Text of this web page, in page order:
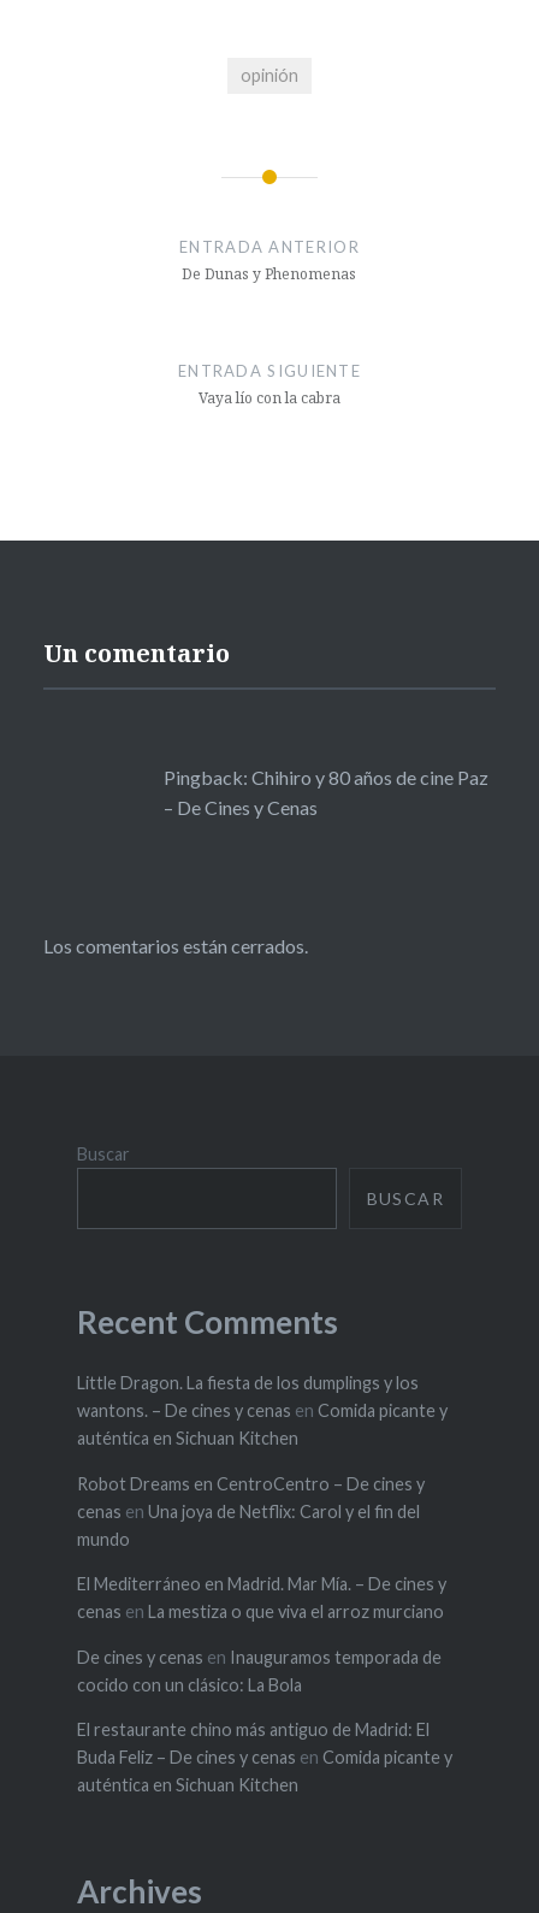
opinión
ENTRADA ANTERIOR
De Dunas y Phenomenas
ENTRADA SIGUIENTE
Vaya lío con la cabra
Un comentario
Pingback: Chihiro y 80 años de cine Paz
– De Cines y Cenas
Los comentarios están cerrados.
Buscar
BUSCAR
Recent Comments
Little Dragon. La fiesta de los dumplings y los
wantons. – De cines y cenas en Comida picante y
auténtica en Sichuan Kitchen
Robot Dreams en CentroCentro – De cines y
cenas en Una joya de Netflix: Carol y el fin del
mundo
El Mediterráneo en Madrid. Mar Mía. – De cines y
cenas en La mestiza o que viva el arroz murciano
De cines y cenas en Inauguramos temporada de
cocido con un clásico: La Bola
El restaurante chino más antiguo de Madrid: El
Buda Feliz – De cines y cenas en Comida picante y
auténtica en Sichuan Kitchen
Archives